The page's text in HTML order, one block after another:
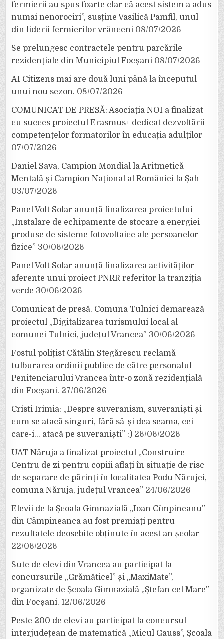
fermierii au spus foarte clar că acest sistem a adus
numai nenorociri”, susține Vasilică Pamfil, unul
din liderii fermierilor vrânceni 08/07/2026
Se prelungesc contractele pentru parcările
rezidențiale din Municipiul Focșani 08/07/2026
AI Citizens mai are două luni până la începutul
unui nou sezon. 08/07/2026
COMUNICAT DE PRESĂ: Asociația NOI a finalizat
cu succes proiectul Erasmus+ dedicat dezvoltării
competențelor formatorilor în educația adulților
07/07/2026
Daniel Sava, Campion Mondial la Aritmetică
Mentală și Campion Național al României la Șah
03/07/2026
Panel Volt Solar anunță finalizarea proiectului
„Instalare de echipamente de stocare a energiei
produse de sisteme fotovoltaice ale persoanelor
fizice” 30/06/2026
Panel Volt Solar anunță finalizarea activităților
aferente unui proiect PNRR referitor la tranziția
verde 30/06/2026
Comunicat de presă. Comuna Tulnici demarează
proiectul „Digitalizarea turismului local al
comunei Tulnici, județul Vrancea” 30/06/2026
Fostul polițist Cătălin Stegărescu reclamă
tulburarea ordinii publice de către personalul
Penitenciarului Vrancea într-o zonă rezidențială
din Focșani. 27/06/2026
Cristi Irimia: „Despre suveranism, suveraniști și
cum se atacă singuri, fără să-și dea seama, cei
care-i… atacă pe suveraniști” :) 26/06/2026
UAT Năruja a finalizat proiectul „Construire
Centru de zi pentru copiii aflați în situație de risc
de separare de părinți în localitatea Podu Nărujei,
comuna Năruja, județul Vrancea” 24/06/2026
Elevii de la Școala Gimnazială „Ioan Cîmpineanu”
din Câmpineanca au fost premiați pentru
rezultatele deosebite obținute în acest an școlar
22/06/2026
Sute de elevi din Vrancea au participat la
concursurile „Grămăticel” și „MaxiMate”,
organizate de Școala Gimnazială „Ștefan cel Mare”
din Focșani. 12/06/2026
Peste 200 de elevi au participat la concursul
interjudețean de matematică „Micul Gauss”, Școala